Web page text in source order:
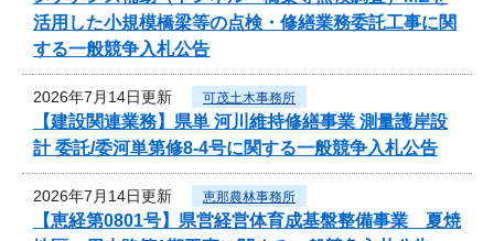
活用した小規模橋梁等の点検・修繕業務委託工事に関
する一般競争入札公告
2026年7月14日更新 可茂土木事務所
【建設関連業務】県単 河川維持修繕事業 測量護岸設
計 委託/委河単第修8-4号に関する一般競争入札公告
2026年7月14日更新 恵那農林事務所
【恵経第0801号】県営経営体育成基盤整備事業 夏焼